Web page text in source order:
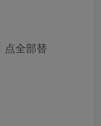
点全部替